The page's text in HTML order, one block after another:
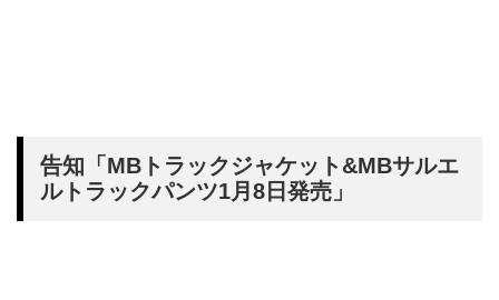
告知「MBトラックジャケット&MBサルエ
ルトラックパンツ1月8日発売」